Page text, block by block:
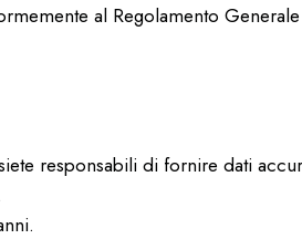
al Regolamento
responsabili di fornire dati